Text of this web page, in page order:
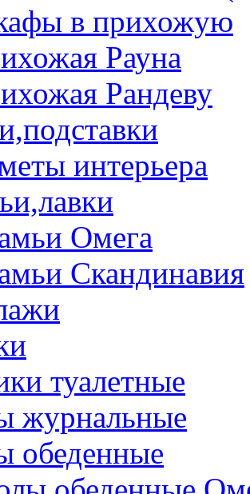
в прихожую
Рауна
Рандеву
интерьера
Омега
Скандинавия
туалетные
журнальные
обеденные